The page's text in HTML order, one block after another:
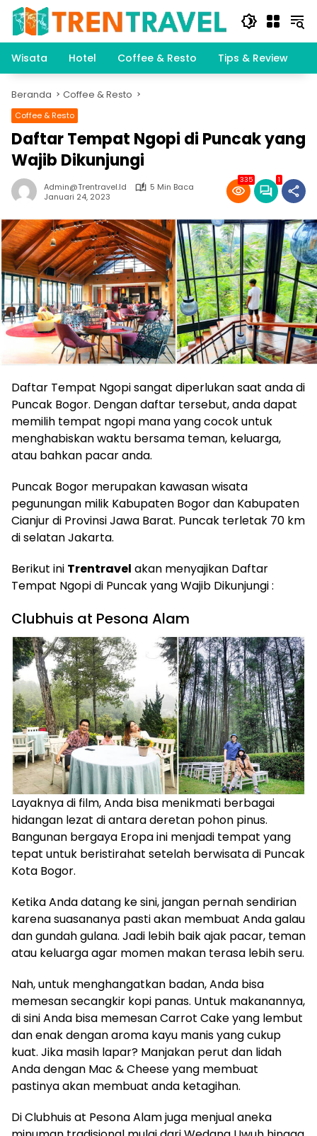
Langsung
konten
Wisata
Hotel Coffee & Resto Tips & Review
Beranda Coffee & Resto
Coffee & Resto
Daftar Tempat Ngopi di Puncak yang
Wajib Dikunjungi
Admin@trentravel.id
5 Min Baca
Januari 24, 2023
335 1
Daftar Tempat Ngopi sangat diperlukan saat anda di
Puncak Bogor. Dengan daftar tersebut, anda dapat
memilih tempat ngopi mana yang cocok untuk
menghabiskan waktu bersama teman, keluarga,
atau bahkan pacar anda.
Puncak Bogor merupakan kawasan wisata
pegunungan milik Kabupaten Bogor dan Kabupaten
Cianjur di Provinsi Jawa Barat. Puncak terletak 70 km
di selatan Jakarta.
Berikut ini Trentravel akan menyajikan Daftar
Tempat Ngopi di Puncak yang Wajib Dikunjungi :
Clubhuis at Pesona Alam
Layaknya di film, Anda bisa menikmati berbagai
hidangan lezat di antara deretan pohon pinus.
Bangunan bergaya Eropa ini menjadi tempat yang
tepat untuk beristirahat setelah berwisata di Puncak
Kota Bogor.
Ketika Anda datang ke sini, jangan pernah sendirian
karena suasananya pasti akan membuat Anda galau
dan gundah gulana. Jadi lebih baik ajak pacar, teman
atau keluarga agar momen makan terasa lebih seru.
Nah, untuk menghangatkan badan, Anda bisa
memesan secangkir kopi panas. Untuk makanannya,
di sini Anda bisa memesan Carrot Cake yang lembut
dan enak dengan aroma kayu manis yang cukup
kuat. Jika masih lapar? Manjakan perut dan lidah
Anda dengan Mac & Cheese yang membuat
pastinya akan membuat anda ketagihan.
Di Clubhuis at Pesona Alam juga menjual aneka